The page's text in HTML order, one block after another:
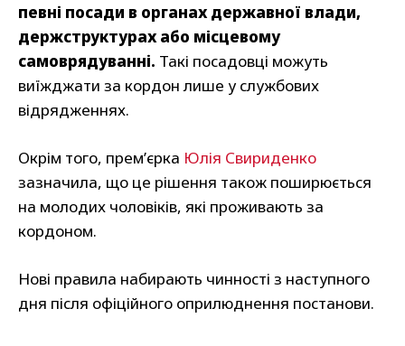
певні посади в органах державної влади,
держструктурах або місцевому
самоврядуванні. Такі посадовці можуть
виїжджати за кордон лише у службових
відрядженнях.
Окрім того, прем’єрка Юлія Свириденко
зазначила, що це рішення також поширюється
на молодих чоловіків, які проживають за
кордоном.
Нові правила набирають чинності з наступного
дня після офіційного оприлюднення постанови.